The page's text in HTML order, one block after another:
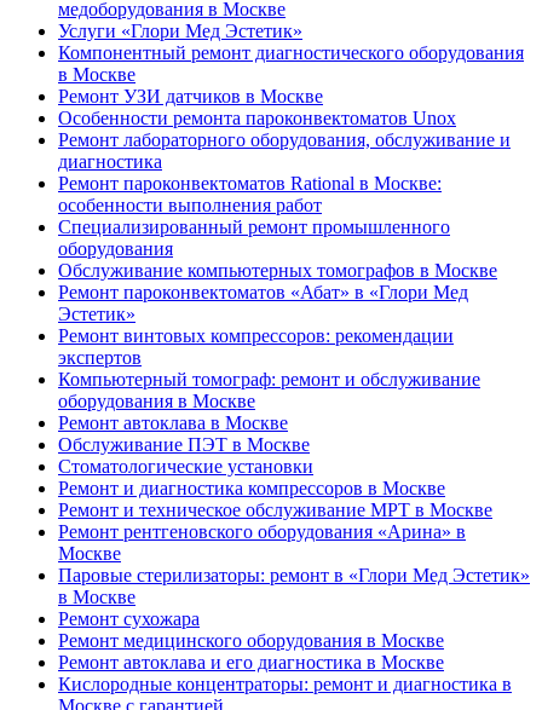
медоборудования в Москве
Услуги «Глори Мед Эстетик»
Компонентный ремонт диагностического оборудования
в Москве
Ремонт УЗИ датчиков в Москве
Особенности ремонта пароконвектоматов Unox
Ремонт лабораторного оборудования, обслуживание и
диагностика
Ремонт пароконвектоматов Rational в Москве:
особенности выполнения работ
Специализированный ремонт промышленного
оборудования
Обслуживание компьютерных томографов в Москве
Ремонт пароконвектоматов «Абат» в «Глори Мед
Эстетик»
Ремонт винтовых компрессоров: рекомендации
экспертов
Компьютерный томограф: ремонт и обслуживание
оборудования в Москве
Ремонт автоклава в Москве
Обслуживание ПЭТ в Москве
Стоматологические установки
Ремонт и диагностика компрессоров в Москве
Ремонт и техническое обслуживание МРТ в Москве
Ремонт рентгеновского оборудования «Арина» в
Москве
Паровые стерилизаторы: ремонт в «Глори Мед Эстетик»
в Москве
Ремонт сухожара
Ремонт медицинского оборудования в Москве
Ремонт автоклава и его диагностика в Москве
Кислородные концентраторы: ремонт и диагностика в